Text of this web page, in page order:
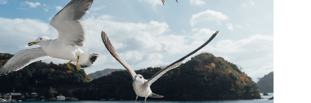
子
窗
框
望
庭
院，
嵐